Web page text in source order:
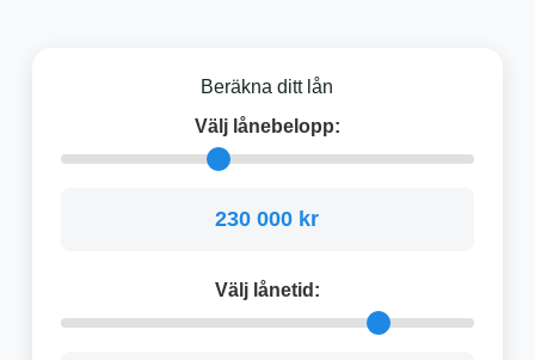
Beräkna ditt lån
Välj lånebelopp:
230 000 kr
Välj lånetid: